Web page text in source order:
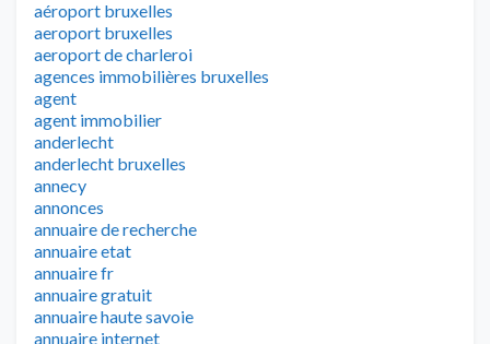
aéroport bruxelles
aeroport bruxelles
aeroport de charleroi
agences immobilières bruxelles
agent
agent immobilier
anderlecht
anderlecht bruxelles
annecy
annonces
annuaire de recherche
annuaire etat
annuaire fr
annuaire gratuit
annuaire haute savoie
annuaire internet